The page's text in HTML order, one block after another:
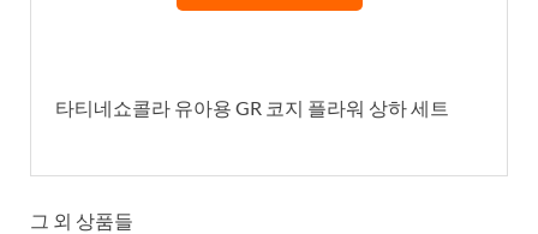
타티네쇼콜라 유아용 GR 코지 플라워 상하 세트
그 외 상품들